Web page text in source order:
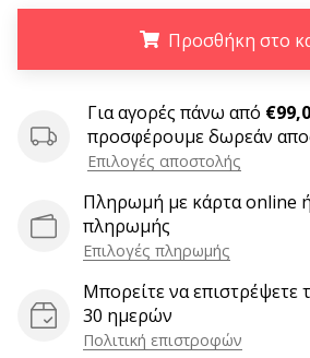
μας
λάτρης
του
χάντμπολ
εμείς;
πρέσβειρα
της
μάρκας
Προσθήκη στο
Για αγορές πάνω από
προσφέρουμε δωρεάν
Επιλογές αποστολής
Πληρωμή με κάρτα online
πληρωμής
Επιλογές πληρωμής
Μπορείτε να επιστρέψετε
30 ημερών
Πολιτική επιστροφών